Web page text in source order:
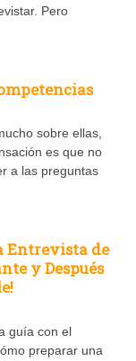
Pero
sobre ellas,
es que no
a las preguntas
Entrevista de
y Después
guía con el
preparar una